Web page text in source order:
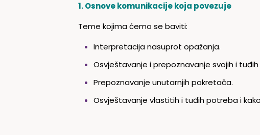
1. Osnove komunikacije koja povezuje
Teme kojima ćemo se baviti:
Interpretacija nasuprot opažanja.
Osvještavanje i prepoznavanje svojih i
Prepoznavanje unutarnjih pokretača.
Osvještavanje vlastitih i tuđih potreba i